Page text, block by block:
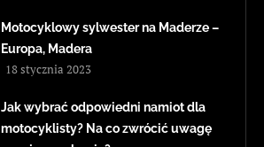
Motocyklowy sylwester na Maderze –
Europa, Madera
18 stycznia 2023
Jak wybrać odpowiedni namiot dla
motocyklisty? Na co zwrócić uwagę